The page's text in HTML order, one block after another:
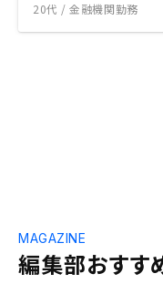
20代 / 金融機関勤務
編集部おすす
MAGAZINE